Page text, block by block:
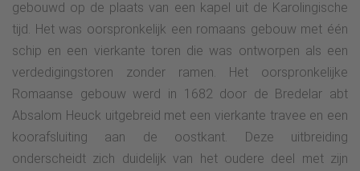
gebouwd op de plaats van een kapel uit de Karolingische
tijd. Het was oorspronkelijk een romaans gebouw met één
schip en een vierkante toren die was ontworpen als een
verdedigingstoren zonder ramen. Het oorspronkelijke
Romaanse gebouw werd in 1682 door de Bredelar abt
Absalom Heuck uitgebreid met een vierkante travee en een
koorafsluiting aan de oostkant. Deze uitbreiding
onderscheidt zich duidelijk van het oudere deel met zijn